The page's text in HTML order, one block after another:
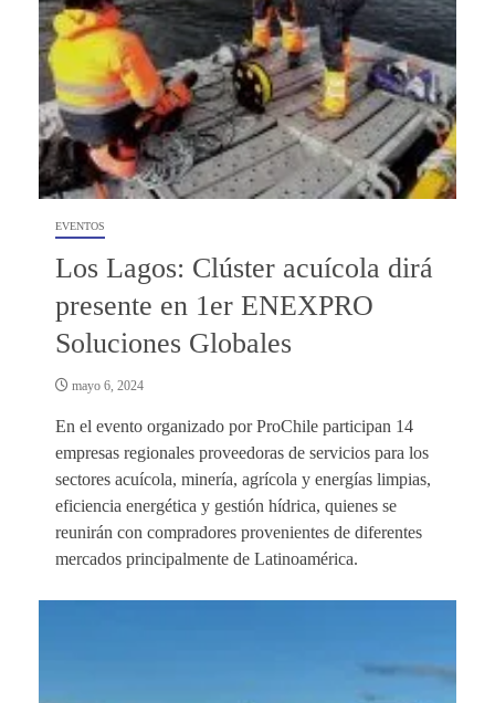
EVENTOS
Los Lagos: Clúster acuícola dirá
presente en 1er ENEXPRO
Soluciones Globales
mayo 6, 2024
En el evento organizado por ProChile participan 14
empresas regionales proveedoras de servicios para los
sectores acuícola, minería, agrícola y energías limpias,
eficiencia energética y gestión hídrica, quienes se
reunirán con compradores provenientes de diferentes
mercados principalmente de Latinoamérica.